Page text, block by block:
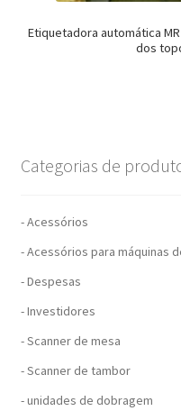
Etiquetadora automática
dos
Categorias de
- Acessórios
- Acessórios para máquinas
- Despesas
- Investidores
- Scanner de mesa
- Scanner de tambor
- unidades de dobragem